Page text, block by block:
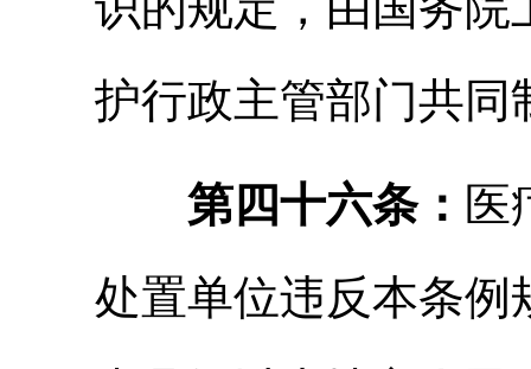
护行政主管部门共同
第四十六条： 医
处置单位违反本条例